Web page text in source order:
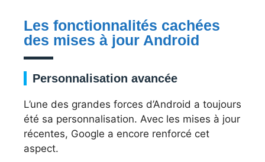
Les fonctionnalités cachées
des mises à jour Android
Personnalisation avancée
L’une des grandes forces d’Android a toujours
été sa personnalisation. Avec les mises à jour
récentes, Google a encore renforcé cet
aspect.